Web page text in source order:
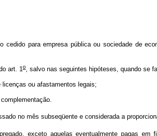
para empresa pública ou sociedade de
art. 1 o , salvo nas seguintes hipóteses, quando se
ou afastamentos legais;
no mês subseqüente e considerada a
exceto aquelas eventualmente pagas em